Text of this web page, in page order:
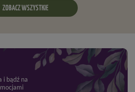
ZOBACZ WSZYSTKIE
i bądź na